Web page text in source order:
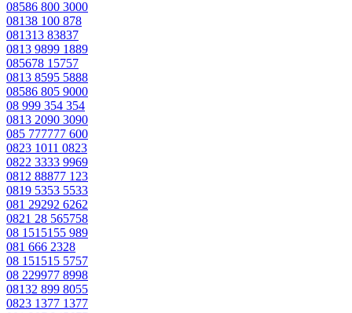
08586 800 3000
08138 100 878
081313 83837
0813 9899 1889
085678 15757
0813 8595 5888
08586 805 9000
08 999 354 354
0813 2090 3090
085 777777 600
0823 1011 0823
0822 3333 9969
0812 88877 123
0819 5353 5533
081 29292 6262
0821 28 565758
08 1515155 989
081 666 2328
08 151515 5757
08 229977 8998
08132 899 8055
0823 1377 1377